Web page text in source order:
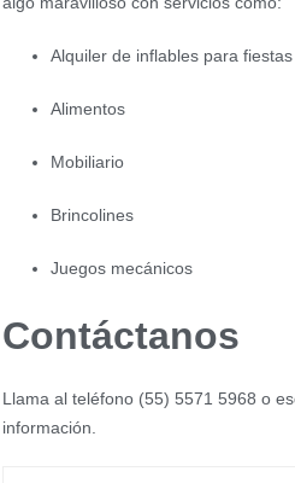
Alquiler de inflables para
Alimentos
Mobiliario
Brincolines
Juegos mecánicos
Contáctanos
Llama al teléfono (55) 5571 5968 o
información.